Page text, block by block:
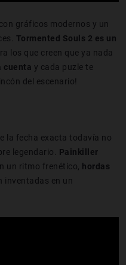
gráficos modernos y un
Tormented Souls 2 es un
los que creen que ya nada
cuenta y cada puzle te
del escenario!
la fecha exacta todavía no
legendario. Painkiller
un ritmo frenético, hordas
inventadas en un